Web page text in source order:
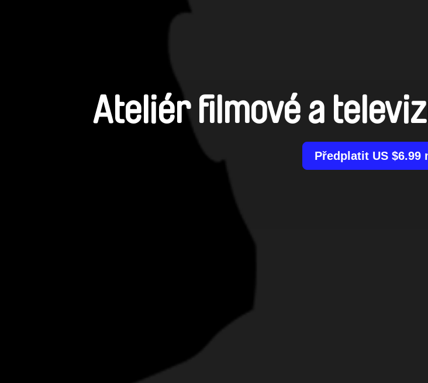
Ateliér filmové a
Předplatit US $6.99